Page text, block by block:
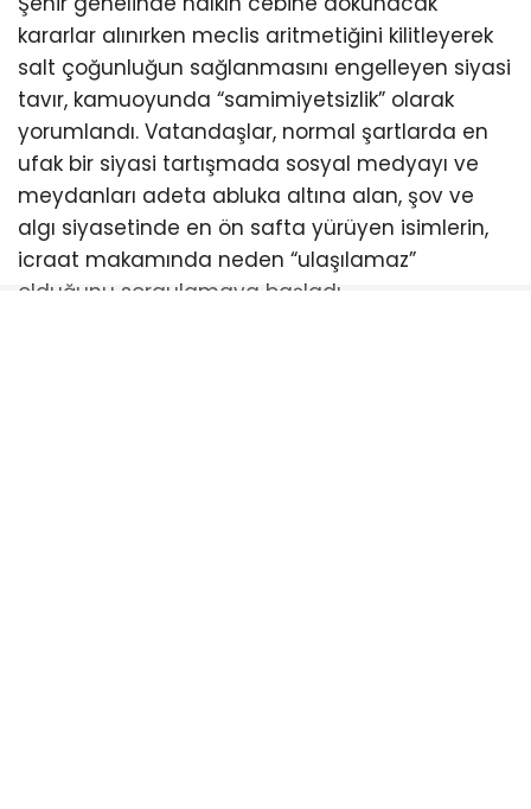
kararlar alınırken meclis aritmetiğini kilitleyerek
salt çoğunluğun sağlanmasını engelleyen siyasi
tavır, kamuoyunda “samimiyetsizlik” olarak
yorumlandı. Vatandaşlar, normal şartlarda en
ufak bir siyasi tartışmada sosyal medyayı ve
meydanları adeta abluka altına alan, şov ve
algı siyasetinde en ön safta yürüyen isimlerin,
icraat makamında neden “ulaşılamaz”
olduğunu sorgulamaya başladı.